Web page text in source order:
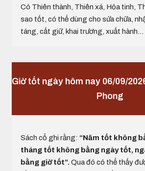
Có Thiên thành, Thiên xá, Hỏa tinh,
sao tốt, có thể dùng cho sửa chữa,
táng, cất giữ, khai trương, xuất hành…
Giờ tốt ngày hôm nay 06/09/
Phong
Sách cổ ghi rằng: “Năm tốt không
tháng tốt không bằng ngày tốt,
bằng giờ tốt”. Qua đó có thể thấy